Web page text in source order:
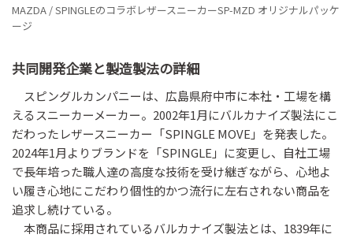
MAZDA / SPINGLEのコラボレザースニーカーSP-MZD オリジナルパッケ
ージ
共同開発企業と製造製法の詳細
スピングルカンパニーは、広島県府中市に本社・工場を構
えるスニーカーメーカー。2002年1月にバルカナイズ製法にこ
だわったレザースニーカー「SPINGLE MOVE」を発表した。
2024年1月よりブランドを「SPINGLE」に変更し、自社工場
で長年培った職人達の高度な技術を受け継ぎながら、心地よ
い履き心地にこだわり個性的かつ流行に左右されない商品を
追求し続けている。
本商品に採用されているバルカナイズ製法とは、1839年に